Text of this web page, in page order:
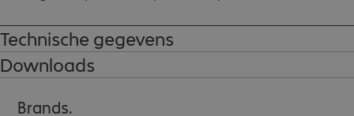
Technische gegevens
Downloads
Brands.